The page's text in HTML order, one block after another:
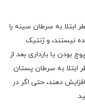
ابتلا به سرطان سینه را
کننده نیستند، و ژنتیک
بودن یا بارداری بعد از
ابتلا به سرطان پستان
افزایش دهند، حتی اگر در